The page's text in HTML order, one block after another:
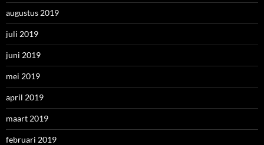
augustus 2019
juli 2019
juni 2019
mei 2019
april 2019
maart 2019
februari 2019